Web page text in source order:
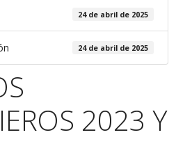
24 de abril de 2025
24 de abril de 2025
2023 Y